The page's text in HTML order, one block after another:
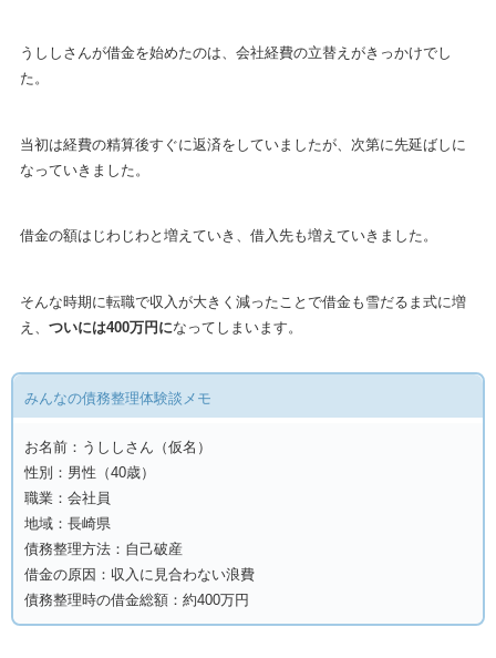
うししさんが借金を始めたのは、会社経費の立替えがきっかけでし
た。
当初は経費の精算後すぐに返済をしていましたが、次第に先延ばしに
なっていきました。
借金の額はじわじわと増えていき、借入先も増えていきました。
そんな時期に転職で収入が大きく減ったことで借金も雪だるま式に増
え、 ついには400万円になってしまいます。
みんなの債務整理体験談メモ
お名前：うししさん（仮名）
性別：男性（40歳）
職業：会社員
地域：長崎県
債務整理方法：自己破産
借金の原因：収入に見合わない浪費
債務整理時の借金総額：約400万円